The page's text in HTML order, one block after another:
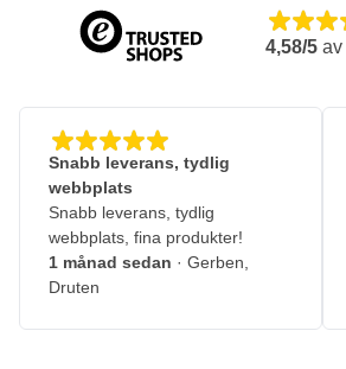
4,58/5 av
Snabb leverans, tydlig
webbplats
Snabb leverans, tydlig
webbplats, fina produkter!
1 månad sedan · Gerben,
Druten